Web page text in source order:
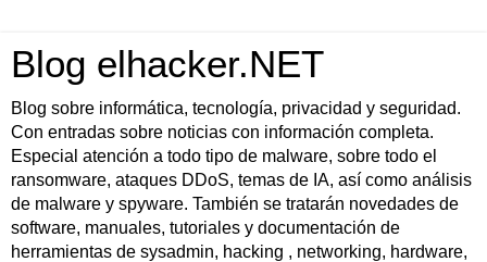
Blog elhacker.NET
Blog sobre informática, tecnología, privacidad y seguridad.
Con entradas sobre noticias con información completa.
Especial atención a todo tipo de malware, sobre todo el
ransomware, ataques DDoS, temas de IA, así como análisis
de malware y spyware. También se tratarán novedades de
software, manuales, tutoriales y documentación de
herramientas de sysadmin, hacking , networking, hardware,